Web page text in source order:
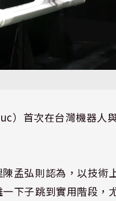
）首次在台灣機器人
孟弘則認為，以技
下子跳到實用階段